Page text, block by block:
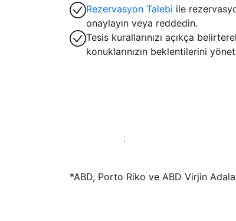
Rezervasyon Talebi ile
onaylayın veya reddedin.
Tesis kurallarınızı açıkça
konuklarınızın beklentilerini
Hemen tesis yayınla
*ABD, Porto Riko ve ABD Virjin